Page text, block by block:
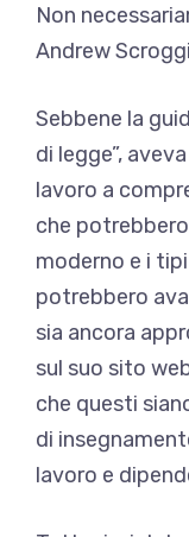
Non
Andrew
Sebbene la
di legge”,
lavoro a
che
moderno e i
potrebbero
sia ancora
sul suo sito
che questi
di
lavoro e